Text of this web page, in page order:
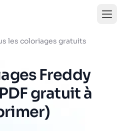
les coloriages gratuits
Freddy
gratuit à